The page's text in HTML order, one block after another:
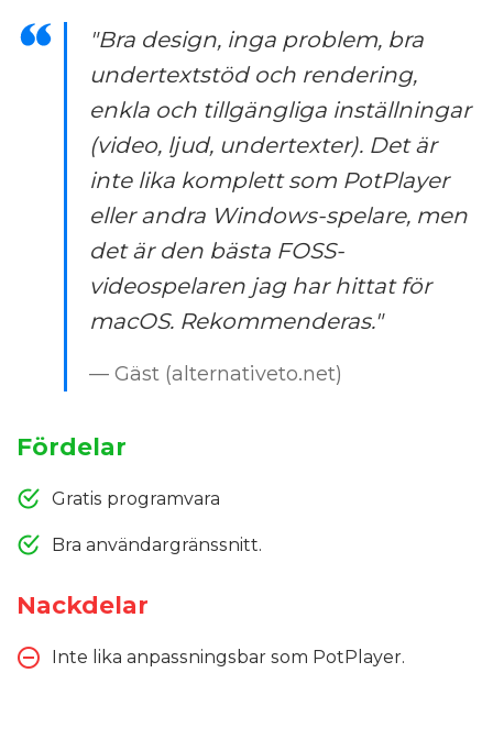
"Bra design, inga problem, bra
undertextstöd och rendering,
enkla och tillgängliga inställningar
(video, ljud, undertexter). Det är
inte lika komplett som PotPlayer
eller andra Windows-spelare, men
det är den bästa FOSS-
videospelaren jag har hittat för
macOS. Rekommenderas."
— Gäst (alternativeto.net)
Fördelar
Gratis programvara
Bra användargränssnitt.
Nackdelar
Inte lika anpassningsbar som PotPlayer.